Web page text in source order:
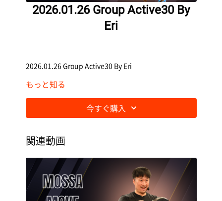
2026.01.26 Group Active30 By
Eri
2026.01.26 Group Active30 By Eri
もっと知る
今すぐ購入
関連動画